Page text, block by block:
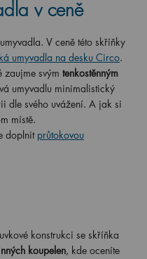
v ceně
V ceně této skříňky
umyvadla na desku Circo.
zaujme svým tenkostěnným
umyvadlu minimalistický
dle svého uvážení. A jak si
místě.
doplnit průtokovou
konstrukci se skříňka
koupelen, kde oceníte